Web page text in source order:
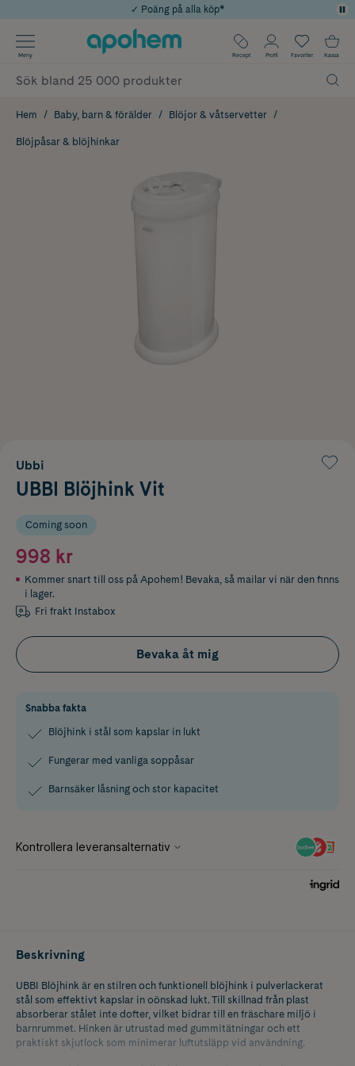
Årets Butik 2025 inom Skönhet
Använd kod: SOMMAR20 för 20% över 649kr
✓ Rådgivning från farmaceuter & hudterapeuter
✓ Poäng på alla köp*
Meny Recept Profil Favoriter Kassa
Hem Baby, barn & förälder Blöjor & våtservetter
Blöjpåsar & blöjhinkar
Ubbi
UBBI Blöjhink Vit
Coming soon
998 kr
Kommer snart till oss på Apohem! Bevaka, så mailar vi när den finns
i lager.
Fri frakt Instabox
Bevaka åt mig
Snabba fakta
Blöjhink i stål som kapslar in lukt
Fungerar med vanliga soppåsar
Barnsäker låsning och stor kapacitet
Beskrivning
UBBI Blöjhink är en stilren och funktionell blöjhink i pulverlackerat
stål som effektivt kapslar in oönskad lukt. Till skillnad från plast
absorberar stålet inte dofter, vilket bidrar till en fräschare miljö i
barnrummet. Hinken är utrustad med gummitätningar och ett
praktiskt skjutlock som minimerar luftutsläpp vid användning.